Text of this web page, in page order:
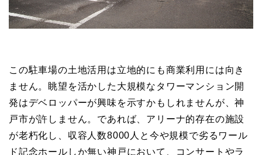
この駐車場の土地活用は立地的にも商業利用には向き
ません。眺望を活かした大規模なタワーマンション開
発はデベロッパーが興味を示すかもしれませんが、神
戸市が許しません。であれば、アリーナ的存在の施設
が老朽化し、収容人数8000人と今や規模で劣るワール
ド記念ホールしか無い神戸において、コンサートやラ